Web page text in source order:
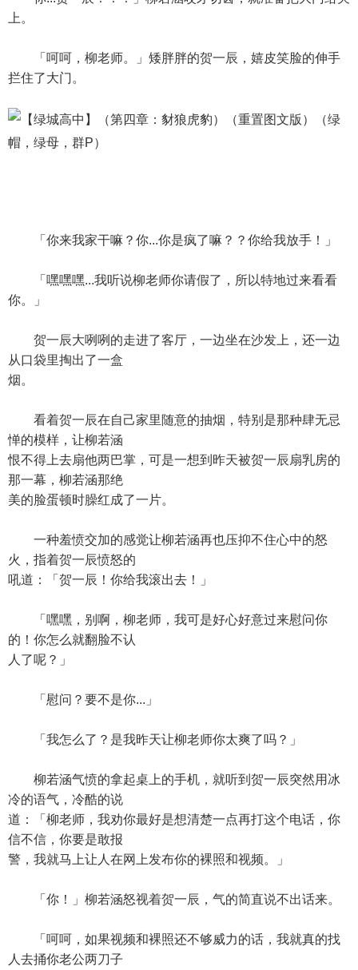
上。
「呵呵，柳老师。」矮胖胖的贺一辰，嬉皮笑脸的伸手
拦住了大门。
「你来我家干嘛？你...你是疯了嘛？？你给我放手！」
「嘿嘿嘿...我听说柳老师你请假了，所以特地过来看看
你。」
贺一辰大咧咧的走进了客厅，一边坐在沙发上，还一边
从口袋里掏出了一盒
烟。
看着贺一辰在自己家里随意的抽烟，特别是那种肆无忌
惮的模样，让柳若涵
恨不得上去扇他两巴掌，可是一想到昨天被贺一辰扇乳房的
那一幕，柳若涵那绝
美的脸蛋顿时臊红成了一片。
一种羞愤交加的感觉让柳若涵再也压抑不住心中的怒
火，指着贺一辰愤怒的
吼道：「贺一辰！你给我滚出去！」
「嘿嘿，别啊，柳老师，我可是好心好意过来慰问你
的！你怎么就翻脸不认
人了呢？」
「慰问？要不是你...」
「我怎么了？是我昨天让柳老师你太爽了吗？」
柳若涵气愤的拿起桌上的手机，就听到贺一辰突然用冰
冷的语气，冷酷的说
道：「柳老师，我劝你最好是想清楚一点再打这个电话，你
信不信，你要是敢报
警，我就马上让人在网上发布你的裸照和视频。」
「你！」柳若涵怒视着贺一辰，气的简直说不出话来。
「呵呵，如果视频和裸照还不够威力的话，我就真的找
人去捅你老公两刀子